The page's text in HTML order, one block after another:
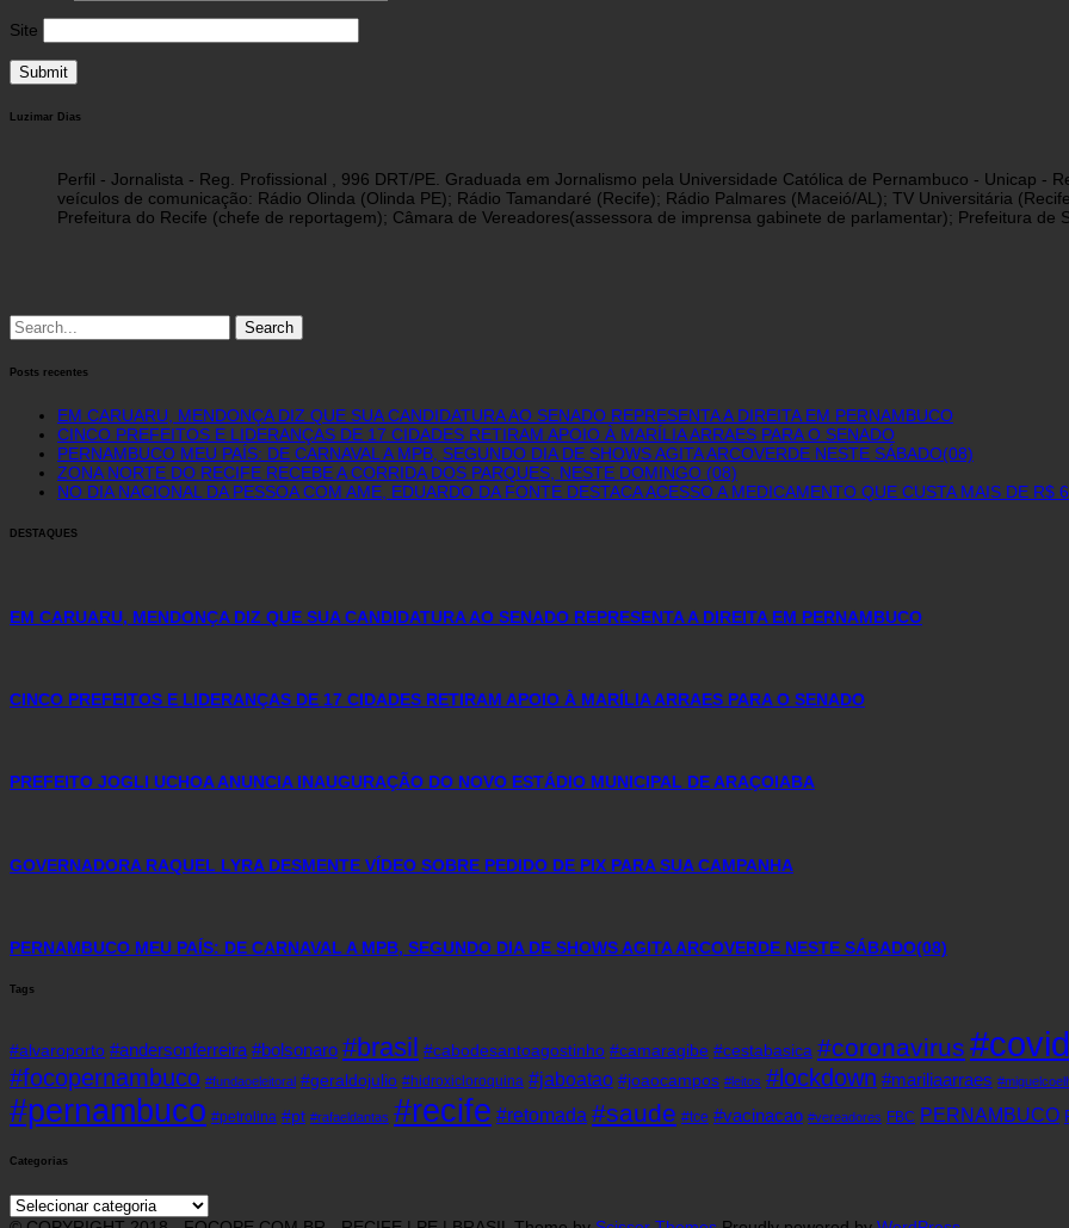
Site
Luzimar Dias
Perfil - Jornalista - Reg. Profissional , 996 DRT/PE. Graduada em Jornalismo pela Universidade Católica de Pernambuco - Unicap
veículos de comunicação: Rádio Olinda (Olinda PE); Rádio Tamandaré (Recife); Rádio Palmares (Maceió/AL); TV Universitária
Prefeitura do Recife (chefe de reportagem); Câmara de Vereadores(assessora de imprensa gabinete de parlamentar); Prefeitura
Search
for:
Posts recentes
EM CARUARU, MENDONÇA DIZ QUE SUA CANDIDATURA AO SENADO REPRESENTA A DIREITA EM PERNAMBUCO
CINCO PREFEITOS E LIDERANÇAS DE 17 CIDADES RETIRAM APOIO À MARÍLIA ARRAES PARA O SENADO
PERNAMBUCO MEU PAÍS: DE CARNAVAL A MPB, SEGUNDO DIA DE SHOWS AGITA ARCOVERDE NESTE SÁBADO(08)
ZONA NORTE DO RECIFE RECEBE A CORRIDA DOS PARQUES, NESTE DOMINGO (08)
NO DIA NACIONAL DA PESSOA COM AME, EDUARDO DA FONTE DESTACA ACESSO A MEDICAMENTO QUE CUSTA MAIS DE R$
DESTAQUES
EM CARUARU, MENDONÇA DIZ QUE SUA CANDIDATURA AO SENADO REPRESENTA A DIREITA EM PERNAMBUCO
CINCO PREFEITOS E LIDERANÇAS DE 17 CIDADES RETIRAM APOIO À MARÍLIA ARRAES PARA O SENADO
PREFEITO JOGLI UCHOA ANUNCIA INAUGURAÇÃO DO NOVO ESTÁDIO MUNICIPAL DE ARAÇOIABA
GOVERNADORA RAQUEL LYRA DESMENTE VÍDEO SOBRE PEDIDO DE PIX PARA SUA CAMPANHA
PERNAMBUCO MEU PAÍS: DE CARNAVAL A MPB, SEGUNDO DIA DE SHOWS AGITA ARCOVERDE NESTE SÁBADO(08)
Tags
#alvaroporto #andersonferreira #bolsonaro #brasil #cabodesantoagostinho #camaragibe #cestabasica #coronavirus
#focopernambuco #fundaoeleitoral #geraldojulio #hidroxicloroquina #jaboatao #joaocampos #leitos #lockdown #mariliaarraes
#pernambuco #petrolina #pt #rafaeldantas #recife #retomada #saude #tce #vacinacao #vereadores FBC PERNAMBUCO
Categorias
Categorias